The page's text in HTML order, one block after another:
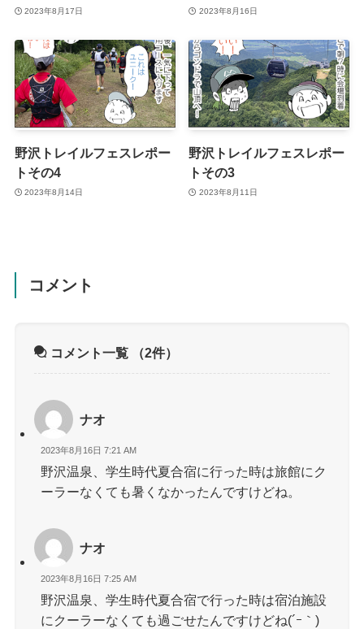
2023年8月17日 2023年8月16日
野沢トレイルフェスレポー
トその4
2023年8月14日
野沢トレイルフェスレポー
トその3
2023年8月11日
コメント
コメント一覧 （2件）
ナオ
2023年8月16日 7:21 AM
野沢温泉、学生時代夏合宿に行った時は旅館にク
ーラーなくても暑くなかったんですけどね。
ナオ
2023年8月16日 7:25 AM
野沢温泉、学生時代夏合宿で行った時は宿泊施設
にクーラーなくても過ごせたんですけどね(´ｰ｀)